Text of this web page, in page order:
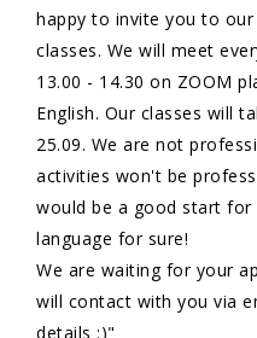
happy to invite you to our
classes. We will meet
13.00 - 14.30 on ZOOM
English. Our classes will
25.09. We are not
activities won't be
would be a good start for
language for sure!
We are waiting for your
will contact with you via
details :)"